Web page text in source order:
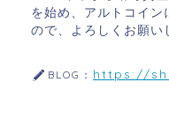
を始め、アルトコイン
ので、よろしくお願い
BLOG： https://